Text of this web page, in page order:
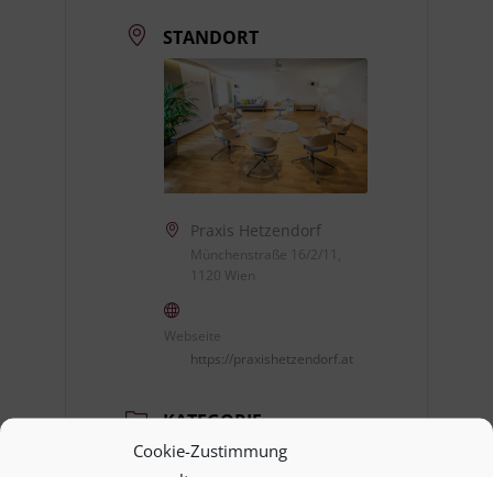
Cookie-Zustimmung
STANDORT
Praxis Hetzendorf
Münchenstraße 16/2/11,
1120 Wien
Webseite
https://praxishetzendorf.at
KATEGORIE